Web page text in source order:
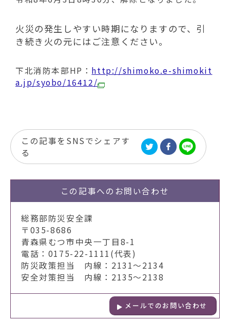
火災の発生しやすい時期になりますので、引
き続き火の元にはご注意ください。
下北消防本部HP： http://shimoko.e-shimokit
a.jp/syobo/16412/
この記事をSNSでシェアす
る
この記事への お問い合わせ
総務部防災安全課
〒035-8686
青森県むつ市中央一丁目8-1
電話：0175-22-1111(代表)
防災政策担当 内線：2131～2134
安全対策担当 内線：2135～2138
メールでのお問い合わせ